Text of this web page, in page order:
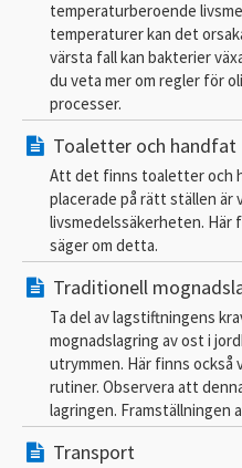
temperaturberoende
temperaturer kan det
värsta fall kan bakterier
du veta mer om regler för
processer.
Toaletter och handfat
Att det finns toaletter och
placerade på rätt ställen
livsmedelssäkerheten. Här
säger om detta.
Traditionell
Ta del av lagstiftningens
mognadslagring av ost i
utrymmen. Här finns också
rutiner. Observera att
lagringen. Framställningen
Transport